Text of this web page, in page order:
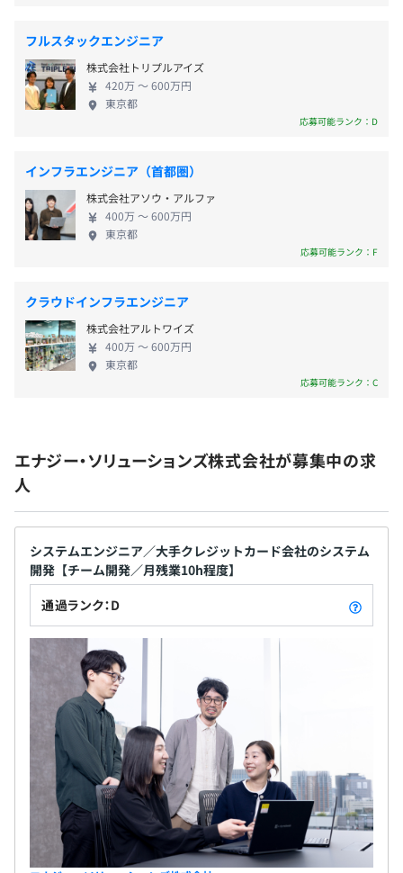
麹町駅徒歩1分、半蔵門駅徒歩7分
【勤務地】
住吉駅近隣
通勤交通費（5万円まで）
年2回
社会保険完備（健康保険・厚生年金加入・雇用保険・労災
無期雇用
3カ月（待遇の変更はありません）
※試用期間は所定の3ヶ月間に加えて、3〜6ヶ月間を目安
として延長する場合がございます。
す。そのため、フラットなコミュニケーションを取り
ながら、心地よく働くことができます。
フルスタックエンジニア
株式会社トリプルアイズ
420万 〜 600万円
東京都
応募可能ランク：D
インフラエンジニア（首都圏）
株式会社アソウ・アルファ
400万 〜 600万円
東京都
応募可能ランク：F
クラウドインフラエンジニア
株式会社アルトワイズ
400万 〜 600万円
東京都
応募可能ランク：C
エナジー・ソリューションズ株式会社が募集中の求
人
システムエンジニア／大手クレジットカード会社のシステム
開発【チーム開発／月残業10h程度】
通過ランク：D